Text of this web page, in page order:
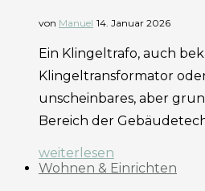
von Manuel 14. Januar 2026
Ein Klingeltrafo, auch
Klingeltransformator
unscheinbares, aber
Bereich der
weiterlesen
Wohnen & Einrichten